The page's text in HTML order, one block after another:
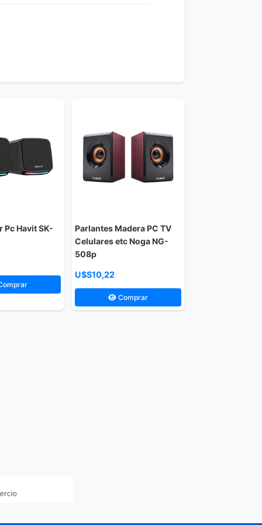
Pc Havit SK-
Parlantes Madera PC TV
Celulares etc Noga NG-
508p
U$S10,22
Comprar